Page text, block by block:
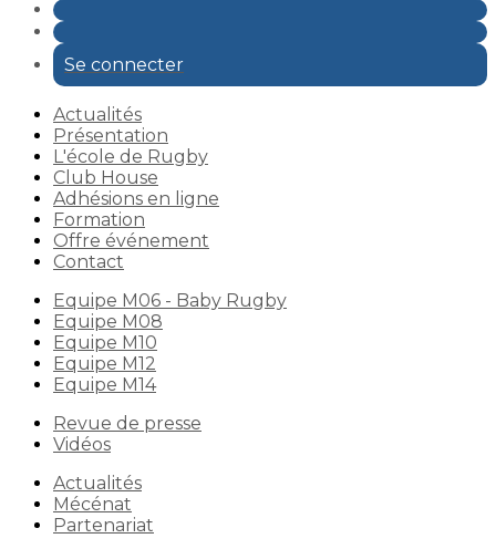
Se connecter
Actualités
Présentation
L'école de Rugby
Club House
Adhésions en ligne
Formation
Offre événement
Contact
Equipe M06 - Baby Rugby
Equipe M08
Equipe M10
Equipe M12
Equipe M14
Revue de presse
Vidéos
Actualités
Mécénat
Partenariat